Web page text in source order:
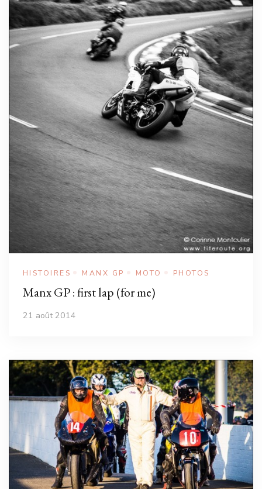
HISTOIRES MANX GP MOTO PHOTOS
Manx GP : first lap (for me)
21 août 2014